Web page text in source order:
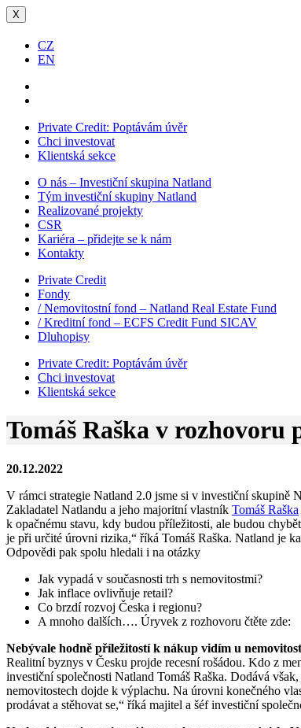
X
CZ
EN
Private Credit: Poptávám úvěr
Chci investovat
Klientská sekce
O nás – Investiční skupina Natland
Tým investiční skupiny Natland
Realizované projekty
CSR
Kariéra – přidejte se k nám
Kontakty
Private Credit
Fondy
/ Nemovitostní fond – Natland Real Estate Fund
/ Kreditní fond – ECFS Credit Fund SICAV
Dluhopisy
Private Credit: Poptávám úvěr
Chci investovat
Klientská sekce
Tomáš Raška v
20.12.2022
V rámci strategie Natland 2.0 jsme si v investiční skupině
Zakladatel Natlandu a jeho majoritní vlastník Tomáš Raška
k opačnému stavu, kdy budou příležitosti, ale budou
je při určité úrovni rizika,“ říká Tomáš Raška. Natland je
Odpovědi pak spolu hledali i na otázky
Jak vypadá v současnosti trh s nemovitostmi?
Jak inflace ovlivňuje retail?
Co brzdí rozvoj Česka i regionu?
A mnoho dalších…. Úryvek z rozhovoru čtěte zde:
Nebývale hodně příležitostí k nákup vidím u
Realitní byznys v Česku projde recesní rošádou. Kdo z
investiční společnosti Natland Tomáš Raška. Dodává
nemovitostech dojde k výplachu. Na úrovni konečného
prodávat a stěhovat se,“ říká majitel a šéf investiční